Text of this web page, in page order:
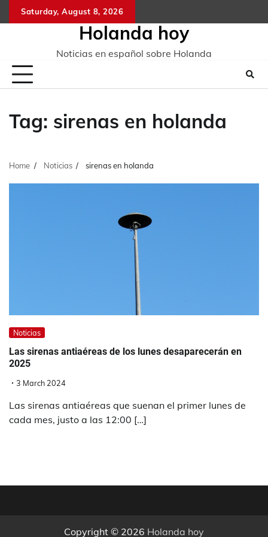
to
Saturday, August 8, 2026
Holanda hoy
Noticias en español sobre Holanda
Tag: sirenas en holanda
Home Noticias sirenas en holanda
Noticias
Las sirenas antiaéreas de los lunes desaparecerán en
2025
3 March 2024
Las sirenas antiaéreas que suenan el primer lunes de
cada mes, justo a las 12:00 […]
Copyright © 2026 Holanda hoy